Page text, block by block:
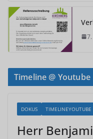
Timeline @ Youtube
DOKUS TIMELINEYOUTUBE
Herr